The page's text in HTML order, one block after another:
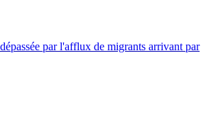
par l'afflux de migrants arrivant par